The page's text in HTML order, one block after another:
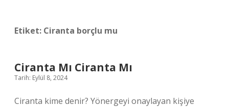
Etiket: Ciranta borçlu mu
Ciranta Mı Ciranta Mı
Tarih: Eylül 8, 2024
Ciranta kime denir? Yönergeyi onaylayan kişiye